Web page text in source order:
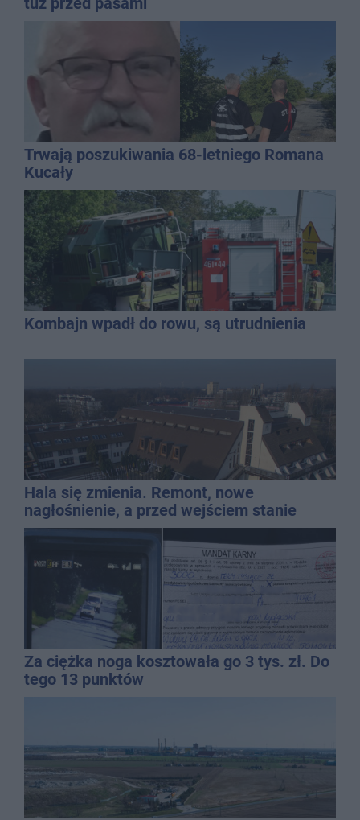
Trwają poszukiwania 68-letniego Romana
Kucały
Kombajn wpadł do rowu, są utrudnienia
Hala się zmienia. Remont, nowe
nagłośnienie, a przed wejściem stanie
QEMETICA ARENA
Za ciężka noga kosztowała go 3 tys. zł. Do
tego 13 punktów